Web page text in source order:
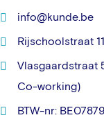
info@kunde.be
Rijschoolstraat
Vlasgaardstraat
Co-working)
BTW-nr: